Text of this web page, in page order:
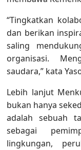
“Tingkatkan
dan berikan
saling
organisasi.
saudara,” kata
Lebih lanjut
bukan hanya
adalah sebuah
sebagai
lingkungan,